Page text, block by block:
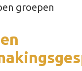
groepen